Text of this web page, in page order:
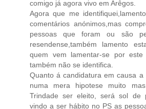
comigo já agora vivo em Arêgos.
Agora que me
comentários anónimos,mas
pessoas que foram ou são
resendense,também lamento
quem vem lamentar-se por
também não se identifica.
Quanto á candidatura em causa
numa mera hipotese muito
Trindade ser eleito, será sol de
vindo a ser hábito no PS as